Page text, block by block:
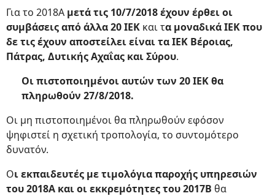
Για το 2018Α μετά τις 10/7/2018 έχουν έρθει οι
συμβάσεις από άλλα 20 ΙΕΚ και τα μοναδικά ΙΕΚ που
δε τις έχουν αποστείλει είναι τα ΙΕΚ Βέροιας,
Πάτρας, Δυτικής Αχαΐας και Σύρου.
Οι πιστοποιημένοι αυτών των 20 ΙΕΚ θα
πληρωθούν 27/8/2018.
Οι μη πιστοποιημένοι θα πληρωθούν εφόσον
ψηφιστεί η σχετική τροπολογία, το συντομότερο
δυνατόν.
Οι εκπαιδευτές με τιμολόγια παροχής υπηρεσιών
του 2018Α και οι εκκρεμότητες του 2017Β θα